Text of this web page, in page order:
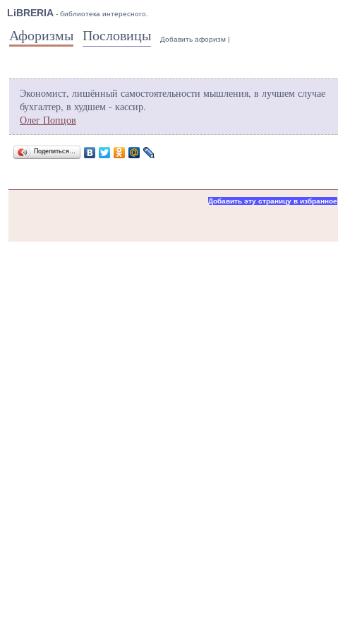
LiBRERIA - библиотека интересного.
Афоризмы Пословицы Добавить афоризм |
Экономист, лишённый самостоятельности мышления, в лучшем случае
бухгалтер, в худшем - кассир.
Олег Попцов
Поделиться…
Добавить эту страницу в избранное